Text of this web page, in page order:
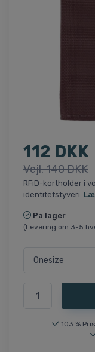
112 DKK
Vejl. 140 DKK
RFiD-kortholder i
identitetstyveri.
På lager
(Levering om 3-5
103 %